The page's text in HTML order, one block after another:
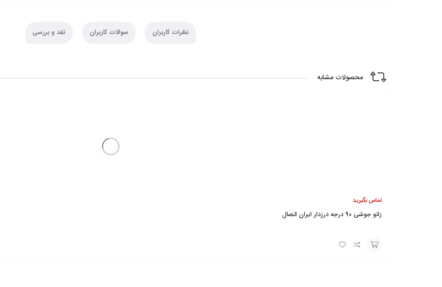
نظرات کاربران سوالات کاربران نقد و بررسی
محصولات مشابه
تماس بگیرید
زانو جوشی ۹۰ درجه درزدار ایران اتصال